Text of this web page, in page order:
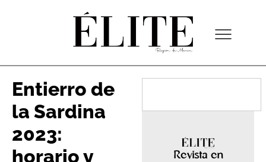
Entierro de
la Sardina
2023:
horario y
Revista en